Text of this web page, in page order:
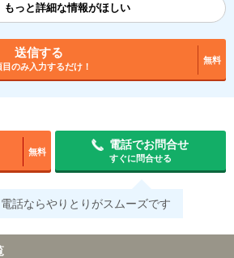
もっと詳細な情報がほしい
送信する
目のみ入力するだけ！
無料
無料
電話でお問合せ
すぐに問合せる
電話ならやりとりがスムーズです